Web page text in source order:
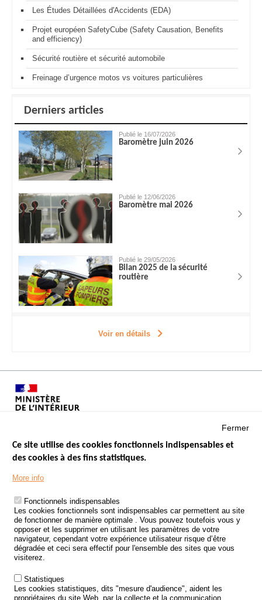
Les Études Détaillées d'Accidents (EDA)
Projet européen SafetyCube (Safety Causation, Benefits
and efficiency)
Sécurité routière et sécurité automobile
Freinage d’urgence motos vs voitures particulières
Derniers articles
Publié le 16/07/2026
Baromètre juin 2026
Publié le 12/06/2026
Baromètre mai 2026
Publié le 29/05/2026
Bilan 2025 de la sécurité
routière
Voir en détails
Menu
Footer
LES SITES PUBLICS
ÉTAT DE L’INSÉCURITÉ ROUTIÈRE
TRAITEMENT DES DONNÉES PERSONNELLES DES ACCIDENTS DE
LA ROUTE
ETUDES ET RECHERCHES
APPEL À PROJETS
POLITIQUE DE SÉCURITÉ ROUTIÈRE
Fermer
Ce site utilise des cookies fonctionnels indispensables et
des cookies à des fins statistiques.
More info
Fonctionnels indispensables
Les cookies fonctionnels sont indispensables car permettent au site
de fonctionner de manière optimale . Vous pouvez toutefois vous y
opposer et les supprimer en utilisant les paramètres de votre
navigateur, cependant votre expérience utilisateur risque d’être
dégradée et ceci sera effectif pour l'ensemble des sites que vous
visiterez.
Statistiques
Les cookies statistiques, dits "mesure d'audience", aident les
propriétaires du site Web, par la collecte et la communication